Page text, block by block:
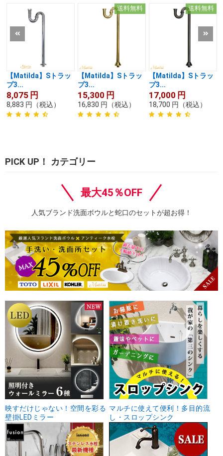
【Matilda】Sトラッ
プ3...
8,075 円
8,883 円 （税込）
送料無料
【Matilda】Sトラッ
プ3...
15,300 円
16,830 円 （税込）
送料無料
【Matilda】Sトラッ
プ3...
17,000 円
18,700 円 （税込）
PICK UP！ カテゴリー
最大45％OFF
人気ブランド洗面ボウルと蛇口のセットが超お得！
映すだけじゃない！空間を彩る
壁掛LEDミラー
マルチに使えて便利！多目的流
し・スロップシンク